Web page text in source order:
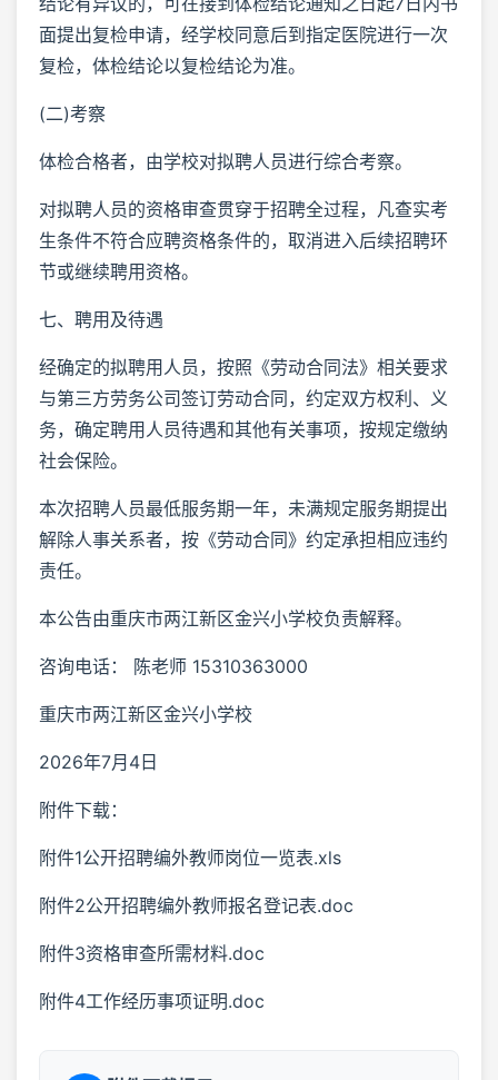
面提出复检申请，经学校同意后到指定医院进行一次
复检，体检结论以复检结论为准。
(二)考察
体检合格者，由学校对拟聘人员进行综合考察。
对拟聘人员的资格审查贯穿于招聘全过程，凡查实考
生条件不符合应聘资格条件的，取消进入后续招聘环
节或继续聘用资格。
七、聘用及待遇
经确定的拟聘用人员，按照《劳动合同法》相关要求
与第三方劳务公司签订劳动合同，约定双方权利、义
务，确定聘用人员待遇和其他有关事项，按规定缴纳
社会保险。
本次招聘人员最低服务期一年，未满规定服务期提出
解除人事关系者，按《劳动合同》约定承担相应违约
责任。
本公告由重庆市两江新区金兴小学校负责解释。
咨询电话： 陈老师 15310363000
重庆市两江新区金兴小学校
2026年7月4日
附件下载：
附件1公开招聘编外教师岗位一览表.xls
附件2公开招聘编外教师报名登记表.doc
附件3资格审查所需材料.doc
附件4工作经历事项证明.doc